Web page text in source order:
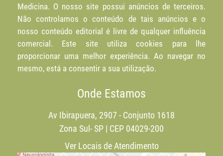
Medicina. O nosso site possui anúncios de terceiros.
Não controlamos o conteúdo de tais anúncios e o
nosso conteúdo editorial é livre de qualquer influência
comercial. Este site utiliza cookies para lhe
proporcionar uma melhor experiência. Ao navegar no
mesmo, está a consentir a sua utilização.
Onde Estamos
Av Ibirapuera, 2907 - Conjunto 1618
Zona Sul- SP | CEP 04029-200
Ver Locais de Atendimento